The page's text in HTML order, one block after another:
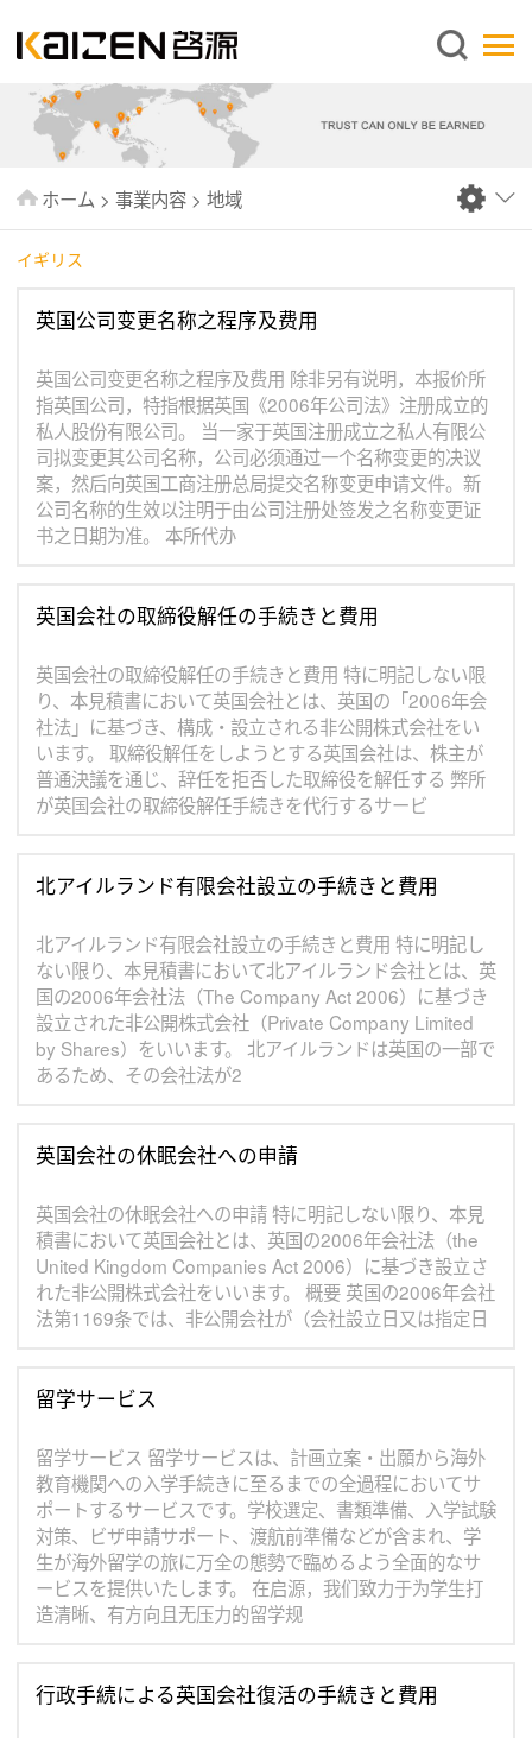
日本語
企業情報
事業内容
ニュース
出版物
お問い合わせ
ホーム > 事業内容 > 地域
イギリス
英国公司变更名称之程序及费用
英国公司变更名称之程序及费用 除非另有说明，本报价所
指英国公司，特指根据英国《2006年公司法》注册成立的
私人股份有限公司。 当一家于英国注册成立之私人有限公
司拟变更其公司名称，公司必须通过一个名称变更的决议
案，然后向英国工商注册总局提交名称变更申请文件。新
公司名称的生效以注明于由公司注册处签发之名称变更证
书之日期为准。 本所代办
英国会社の取締役解任の手続きと費用
英国会社の取締役解任の手続きと費用 特に明記しない限
り、本見積書において英国会社とは、英国の「2006年会
社法」に基づき、構成・設立される非公開株式会社をい
います。 取締役解任をしようとする英国会社は、株主が
普通決議を通じ、辞任を拒否した取締役を解任する 弊所
が英国会社の取締役解任手続きを代行するサービ
北アイルランド有限会社設立の手続きと費用
北アイルランド有限会社設立の手続きと費用 特に明記し
ない限り、本見積書において北アイルランド会社とは、英
国の2006年会社法（The Company Act 2006）に基づき
設立された非公開株式会社（Private Company Limited
by Shares）をいいます。 北アイルランドは英国の一部で
あるため、その会社法が2
英国会社の休眠会社への申請
英国会社の休眠会社への申請 特に明記しない限り、本見
積書において英国会社とは、英国の2006年会社法（the
United Kingdom Companies Act 2006）に基づき設立さ
れた非公開株式会社をいいます。 概要 英国の2006年会社
法第1169条では、非公開会社が（会社設立日又は指定日
留学サービス
留学サービス 留学サービスは、計画立案・出願から海外
教育機関への入学手続きに至るまでの全過程においてサ
ポートするサービスです。学校選定、書類準備、入学試験
対策、ビザ申請サポート、渡航前準備などが含まれ、学
生が海外留学の旅に万全の態勢で臨めるよう全面的なサ
ービスを提供いたします。 在启源，我们致力于为学生打
造清晰、有方向且无压力的留学规
行政手続による英国会社復活の手続きと費用